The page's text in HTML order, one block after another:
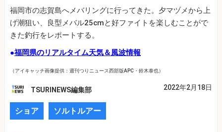
福岡市の志賀島へメバリングに行ってきた。夕マヅメから上
げ潮狙い、良型メバル25cmと好ファイトを楽しむことがで
きた釣行をレポートする。
●福岡県のリアルタイム天気＆風波情報
（アイキャッチ画像提供：週刊つりニュース西部版APC・鈴木泰也）
TSURINEWS編集部 2022年2月18日
ショア ソルトルアー